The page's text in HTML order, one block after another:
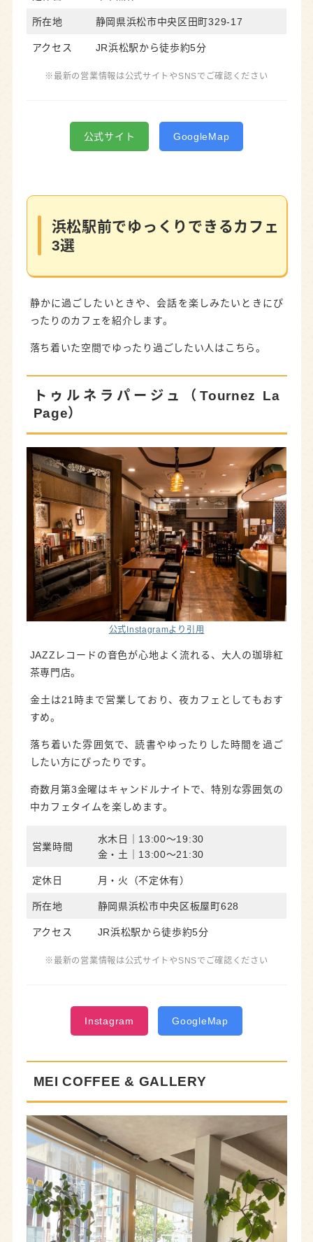
所在地 静岡県浜松市中央区田町329-17
アクセス JR浜松駅から徒歩約5分
※最新の営業情報は公式サイトやSNSでご確認ください
公式サイト GoogleMap
浜松駅前でゆっくりできるカフェ
3選
静かに過ごしたいときや、会話を楽しみたいときにぴ
ったりのカフェを紹介します。
落ち着いた空間でゆったり過ごしたい人はこちら。
トゥルネラパージュ（Tournez La
Page）
公式Instagramより引用
JAZZレコードの音色が心地よく流れる、大人の珈琲紅
茶専門店。
金土は21時まで営業しており、夜カフェとしてもおす
すめ。
落ち着いた雰囲気で、読書やゆったりした時間を過ご
したい方にぴったりです。
奇数月第3金曜はキャンドルナイトで、特別な雰囲気の
中カフェタイムを楽しめます。
営業時間
水木日｜13:00〜19:30
金・土｜13:00〜21:30
定休日 月・火（不定休有）
所在地 静岡県浜松市中央区板屋町628
アクセス JR浜松駅から徒歩約5分
※最新の営業情報は公式サイトやSNSでご確認ください
Instagram GoogleMap
MEI COFFEE & GALLERY